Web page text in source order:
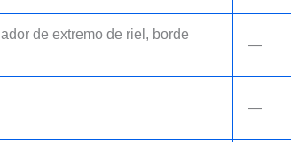
de extremo de riel, borde
—
—